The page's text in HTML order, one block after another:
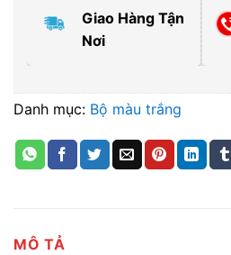
Giao Hàng Tận
Nơi
Danh mục: Bộ màu trắng
MÔ TẢ